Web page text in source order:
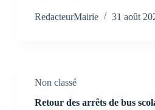
RedacteurMairie 31 août
Non classé
Retour des arrêts de bus